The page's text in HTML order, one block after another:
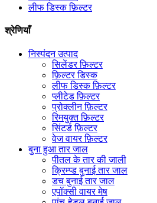
लीफ डिस्क फ़िल्टर
श्रेणियाँ
निस्पंदन उत्पाद
सिलेंडर फ़िल्टर
फ़िल्टर डिस्क
लीफ डिस्क फ़िल्टर
प्लीटेड फ़िल्टर
प्रोक्लीन फ़िल्टर
रिमयुक्त फ़िल्टर
सिंटर्ड फ़िल्टर
वेज वायर फ़िल्टर
बुना हुआ तार जाल
पीतल के तार की जाली
क्रिम्प्ड बुनाई तार जाल
डच बुनाई तार जाल
एपॉक्सी वायर मेष